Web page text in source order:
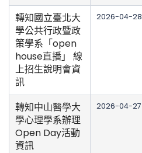
轉知國立臺北大
學公共行政暨政
策學系「open
house直播」 線
上招生說明會資
訊
2026-04-28
轉知中山醫學大
學心理學系辦理
Open Day活動
資訊
2026-04-27